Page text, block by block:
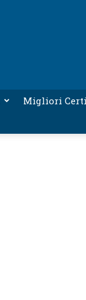
Migliori